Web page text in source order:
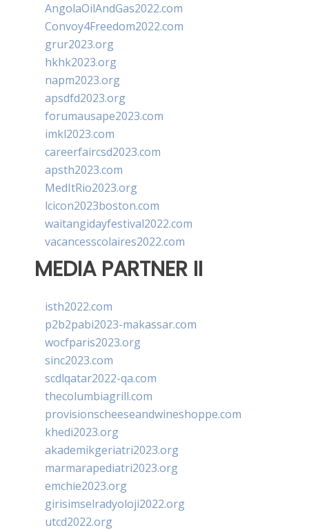
AngolaOilAndGas2022.com
Convoy4Freedom2022.com
grur2023.org
hkhk2023.org
napm2023.org
apsdfd2023.org
forumausape2023.com
imkl2023.com
careerfaircsd2023.com
apsth2023.com
MedItRio2023.org
lcicon2023boston.com
waitangidayfestival2022.com
vacancesscolaires2022.com
MEDIA PARTNER II
isth2022.com
p2b2pabi2023-makassar.com
wocfparis2023.org
sinc2023.com
scdlqatar2022-qa.com
thecolumbiagrill.com
provisionscheeseandwineshoppe.com
khedi2023.org
akademikgeriatri2023.org
marmarapediatri2023.org
emchie2023.org
girisimselradyoloji2022.org
utcd2022.org